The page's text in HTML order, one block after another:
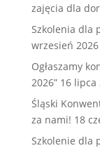
zajęcia dla
Szkolenia dla
wrzesień 2026
Ogłaszamy
2026” 16 lipca
Śląski
za nami! 18
Szkolenie dla